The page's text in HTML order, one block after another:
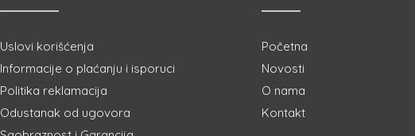
Uslovi korišćenja
Informacije o plaćanju i isporuci
Politika reklamacija
Odustanak od ugovora
Početna
Novosti
O nama
Kontakt